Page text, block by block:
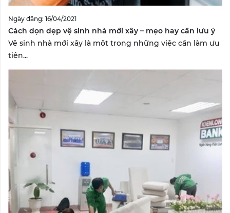
Ngày đăng: 16/04/2021
Cách dọn dẹp vệ sinh nhà mới xây – mẹo hay cần lưu ý
Vệ sinh nhà mới xây là một trong những việc cần làm ưu
tiên...